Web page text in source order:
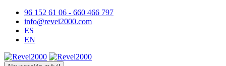
96 152 61 06 - 660 466 797
info@revei2000.com
ES
EN